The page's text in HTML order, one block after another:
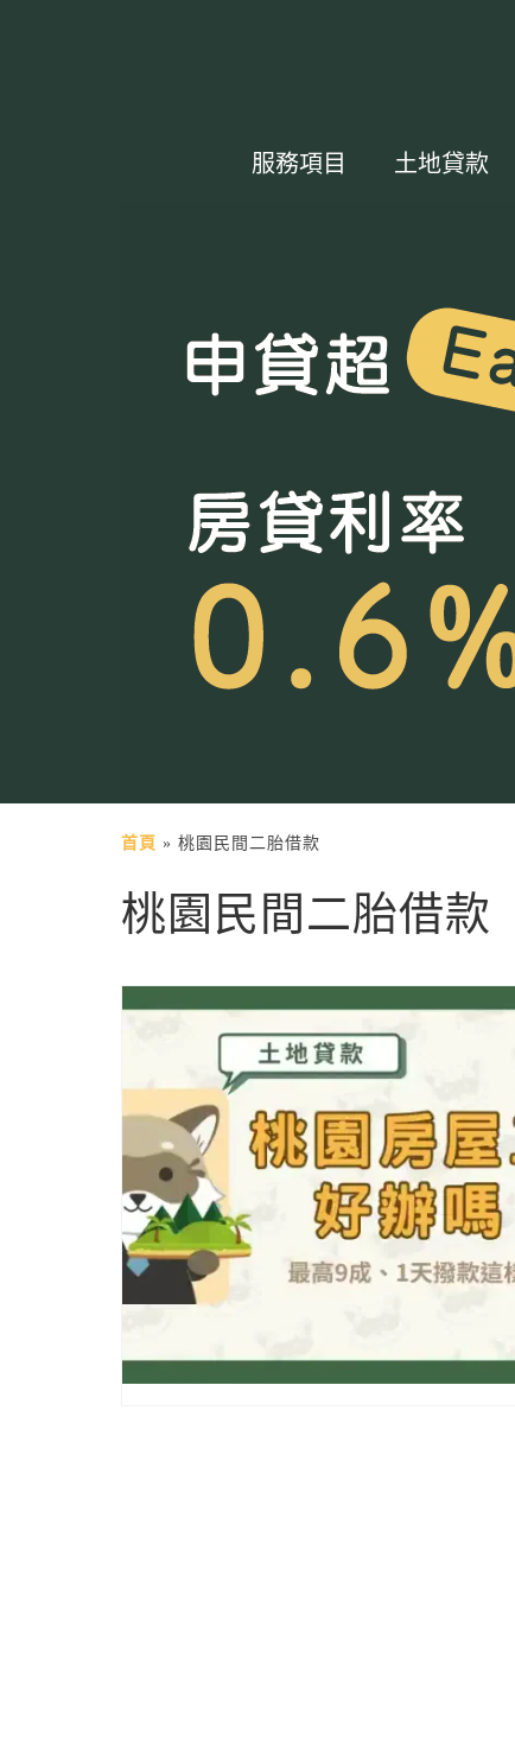
服務項目 土地貸款
首頁 » 桃園民間二胎借款
桃園民間二胎借款